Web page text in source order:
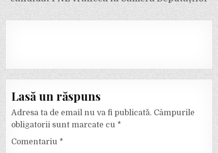
Lasă un răspuns
Adresa ta de email nu va fi publicată. Câmpurile
obligatorii sunt marcate cu *
Comentariu *